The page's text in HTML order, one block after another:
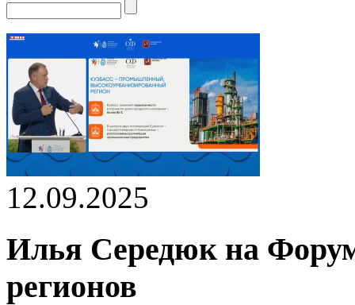
12.09.2025
Илья Середюк на
регионов